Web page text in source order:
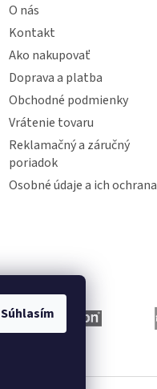
Súhlasím
O nás
Kontakt
Ako nakupovať
Doprava a platba
Obchodné podmienky
Vrátenie tovaru
Reklamačný a záručný
poriadok
Osobné údaje a ich ochrana